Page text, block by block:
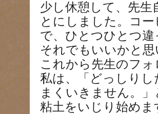
少し休憩して、先
とにしました。コ
で、ひとつひとつ
それでもいいかと思
これから先生のフ
私は、「どっしり
まくいきません。
粘土をいじり始めま